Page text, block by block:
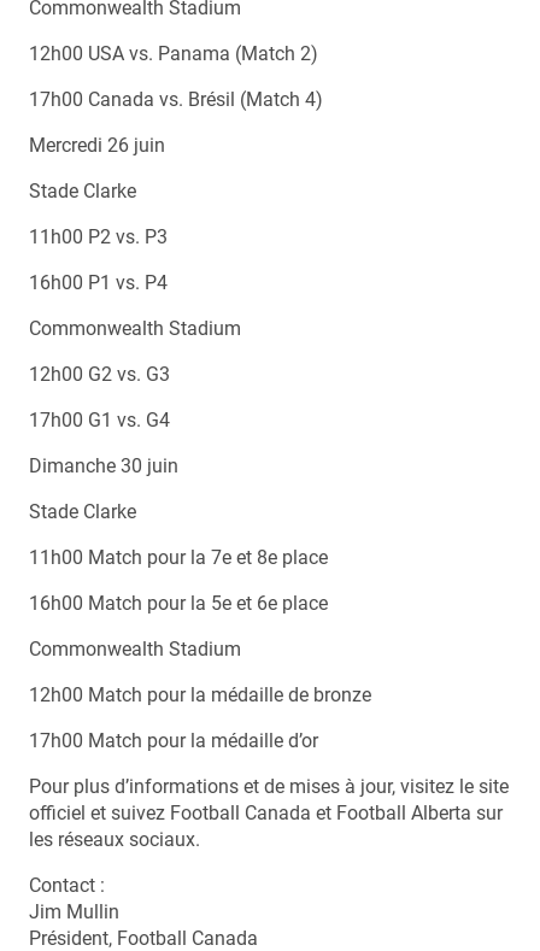
Commonwealth Stadium
12h00 USA vs. Panama (Match 2)
17h00 Canada vs. Brésil (Match 4)
Mercredi 26 juin
Stade Clarke
11h00 P2 vs. P3
16h00 P1 vs. P4
Commonwealth Stadium
12h00 G2 vs. G3
17h00 G1 vs. G4
Dimanche 30 juin
Stade Clarke
11h00 Match pour la 7e et 8e place
16h00 Match pour la 5e et 6e place
Commonwealth Stadium
12h00 Match pour la médaille de bronze
17h00 Match pour la médaille d’or
Pour plus d’informations et de mises à jour, visitez le site
officiel et suivez Football Canada et Football Alberta sur
les réseaux sociaux.
Contact :
Jim Mullin
Président, Football Canada